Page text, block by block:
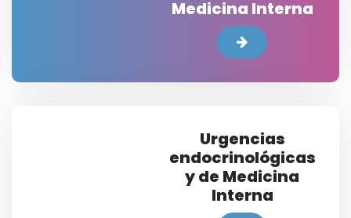
Medicina Interna
Urgencias
endocrinológicas
y de Medicina
Interna